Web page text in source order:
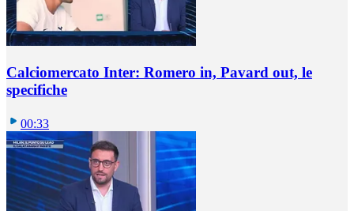
Calciomercato Inter: Romero in, Pavard out, le
specifiche
00:33